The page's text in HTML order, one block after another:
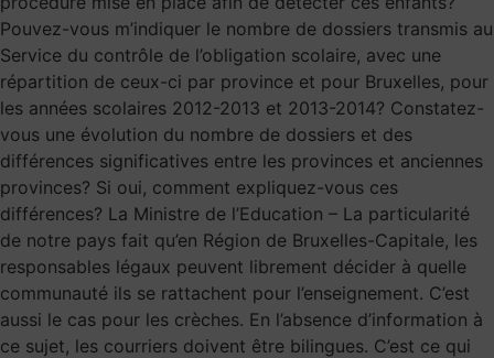
Pouvez-vous m’indiquer le nombre de dossiers transmis au
Service du contrôle de l’obligation scolaire, avec une
répartition de ceux-ci par province et pour Bruxelles, pour
les années scolaires 2012-2013 et 2013-2014? Constatez-
vous une évolution du nombre de dossiers et des
différences significatives entre les provinces et anciennes
provinces? Si oui, comment expliquez-vous ces
différences? La Ministre de l’Education – La particularité
de notre pays fait qu’en Région de Bruxelles-Capitale, les
responsables légaux peuvent librement décider à quelle
communauté ils se rattachent pour l’enseignement. C’est
aussi le cas pour les crèches. En l’absence d’information à
ce sujet, les courriers doivent être bilingues. C’est ce qui